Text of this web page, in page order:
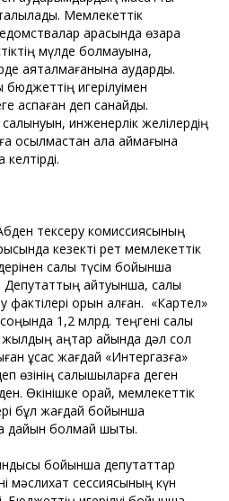
Мемлекеттік
арасында өзара
мүлде болмауына,
аяқталмағанына аударды.
бюджеттің игерілуімен
аспаған деп санайды.
инженерлік желілердің
қосылмастан қала аймағына
тексеру комиссиясының
кезекті рет мемлекеттік
салық түсім бойынша
Депутаттың айтуынша, салық
орын алған. «Картел»
1,2 млрд. теңгені салық
қаңтар айында дәл сол
ұқсас жағдай «Интергазға»
өзінің салықшыларға деген
Өкінішке орай, мемлекеттік
бұл жағдай бойынша
дайын болмай шықты.
бойынша депутаттар
мәслихат сессиясының күн